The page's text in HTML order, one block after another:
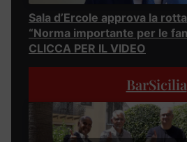
Sala d’Ercole approva la
“Norma importante per le
CLICCA PER IL VIDEO
BarSicilia